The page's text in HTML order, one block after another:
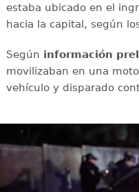
estaba ubicado en el
hacia la capital, según
Según información
movilizaban en una
vehículo y disparado